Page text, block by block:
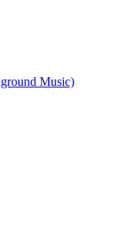
Music)